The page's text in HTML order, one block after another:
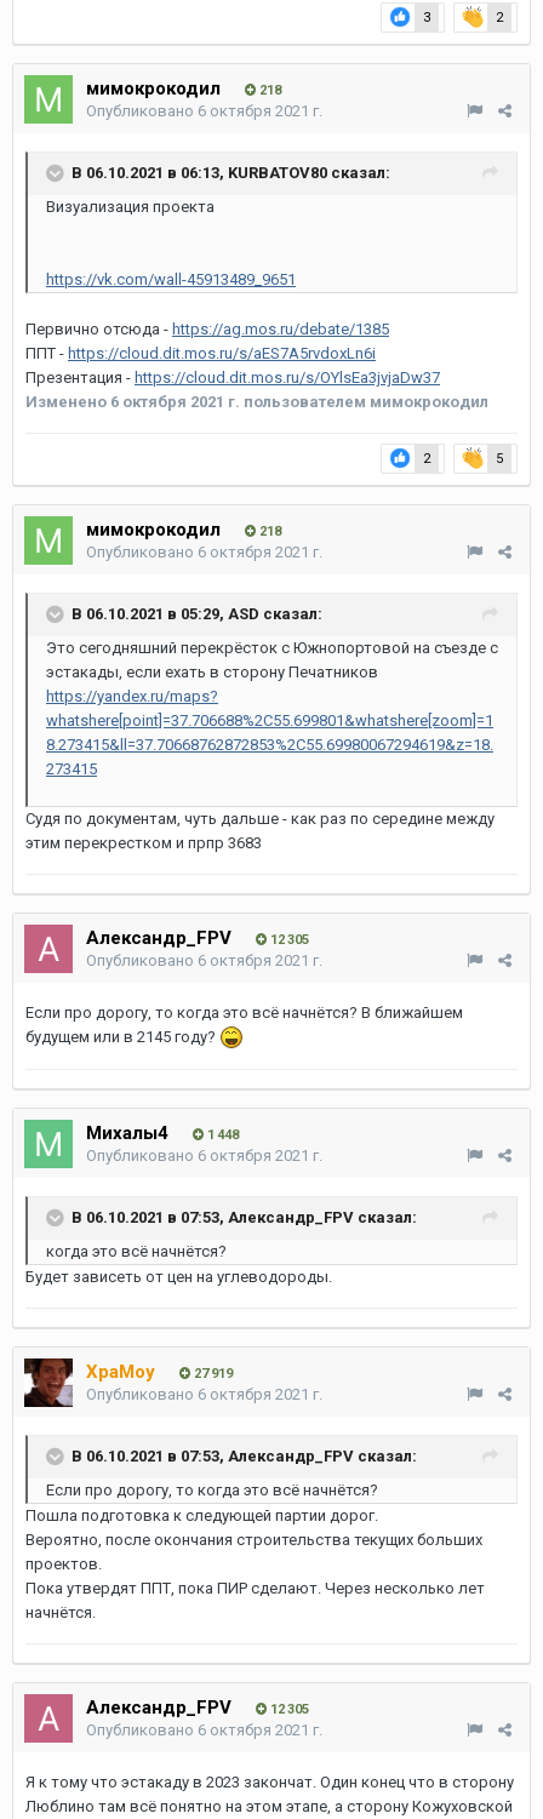
3 2
мимокрокодил 218
Опубликовано 6 октября 2021 г.
В 06.10.2021 в 06:13, KURBATOV80 сказал:
Визуализация проекта
https://vk.com/wall-45913489_9651
Первично отсюда - https://ag.mos.ru/debate/1385
ППТ - https://cloud.dit.mos.ru/s/aES7A5rvdoxLn6i
Презентация - https://cloud.dit.mos.ru/s/OYlsEa3jvjaDw37
Изменено 6 октября 2021 г. пользователем мимокрокодил
2 5
мимокрокодил 218
Опубликовано 6 октября 2021 г.
В 06.10.2021 в 05:29, ASD сказал:
Это сегодняшний перекрёсток с Южнопортовой на съезде с
эстакады, если ехать в сторону Печатников
https://yandex.ru/maps?
whatshere[point]=37.706688%2C55.699801&whatshere[zoom]=1
8.273415&ll=37.70668762872853%2C55.69980067294619&z=18.
273415
Судя по документам, чуть дальше - как раз по середине между
этим перекрестком и прпр 3683
Александр_FPV 12 305
Опубликовано 6 октября 2021 г.
Если про дорогу, то когда это всё начнётся? В ближайшем
будущем или в 2145 году?
Михалы4 1 448
Опубликовано 6 октября 2021 г.
В 06.10.2021 в 07:53, Александр_FPV сказал:
когда это всё начнётся?
Будет зависеть от цен на углеводороды.
XpaMoy 27 919
Опубликовано 6 октября 2021 г.
В 06.10.2021 в 07:53, Александр_FPV сказал:
Если про дорогу, то когда это всё начнётся?
Пошла подготовка к следующей партии дорог.
Вероятно, после окончания строительства текущих больших
проектов.
Пока утвердят ППТ, пока ПИР сделают. Через несколько лет
начнётся.
Александр_FPV 12 305
Опубликовано 6 октября 2021 г.
Я к тому что эстакаду в 2023 закончат. Один конец что в сторону
Люблино там всё понятно на этом этапе, а сторону Кожуховской